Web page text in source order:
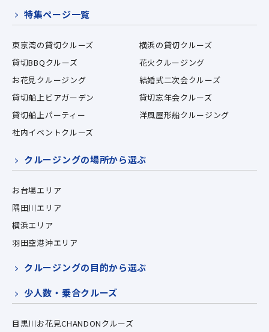
特集ページ一覧
東京湾の貸切クルーズ
横浜の貸切クルーズ
貸切BBQクルーズ
花火クルージング
お花見クルージング
結婚式二次会クルーズ
貸切船上ビアガーデン
貸切忘年会クルーズ
貸切船上パーティー
洋風屋形船クルージング
社内イベントクルーズ
クルージングの場所から選ぶ
お台場エリア
隅田川エリア
横浜エリア
羽田空港沖エリア
クルージングの目的から選ぶ
少人数・乗合クルーズ
目黒川お花見CHANDONクルーズ